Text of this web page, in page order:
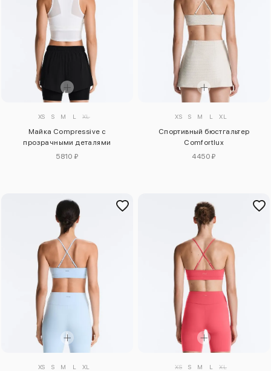
XS S M L XL
Майка Compressive с
прозрачными деталями
5810 ₽
XS S M L XL
Спортивный бюстгальтер
Comfortlux
4450 ₽
XS S M L XL XS S M L XL